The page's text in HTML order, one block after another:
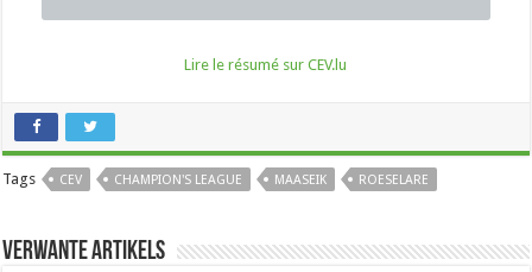
Lire le résumé sur CEV.lu
Tags CEV CHAMPION'S LEAGUE MAASEIK ROESELARE
Verwante artikels